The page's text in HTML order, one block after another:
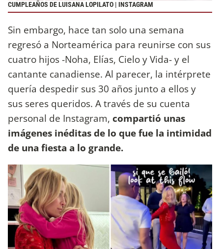
CUMPLEAÑOS DE LUISANA LOPILATO | INSTAGRAM
Sin embargo, hace tan solo una semana
regresó a Norteamérica para reunirse con sus
cuatro hijos -Noha, Elías, Cielo y Vida- y el
cantante canadiense. Al parecer, la intérprete
quería despedir sus 30 años junto a ellos y
sus seres queridos. A través de su cuenta
personal de Instagram, compartió unas
imágenes inéditas de lo que fue la intimidad
de una fiesta a lo grande.